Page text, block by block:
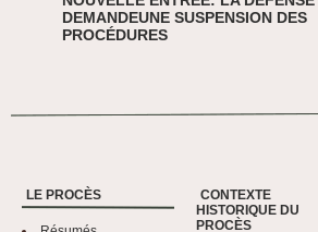
DEMANDEUNE SUSPENSION DES
PROCÉDURES
LE PROCÈS
CONTEXTE
HISTORIQUE DU
PROCÈS